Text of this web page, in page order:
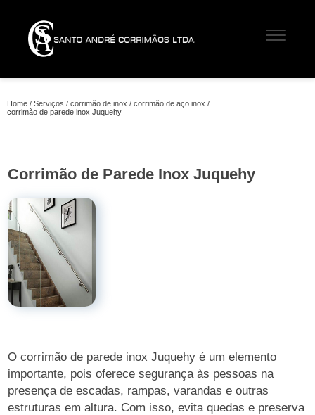
Home Serviços corrimão de inox
corrimão de aço inox
corrimão de parede inox Juquehy
Corrimão de Parede Inox Juquehy
O corrimão de parede inox Juquehy é um elemento
importante, pois oferece segurança às pessoas na
presença de escadas, rampas, varandas e outras
estruturas em altura. Com isso, evita quedas e preserva